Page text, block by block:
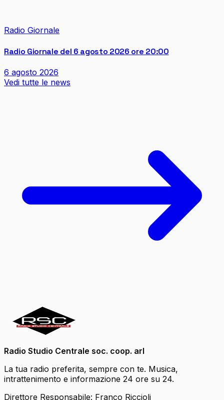
Radio Giornale
Radio Giornale del 6 agosto 2026 ore 20:00
6 agosto 2026
Vedi tutte le news
Radio Studio Centrale soc. coop. arl
La tua radio preferita, sempre con te. Musica,
intrattenimento e informazione 24 ore su 24.
Direttore Responsabile: Franco Riccioli